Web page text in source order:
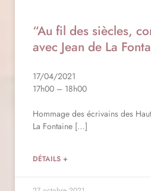
“Au fil des siècles,
avec Jean de La
17/04/2021
17h00 – 18h00
Hommage des écrivains des
La Fontaine […]
DÉTAILS +